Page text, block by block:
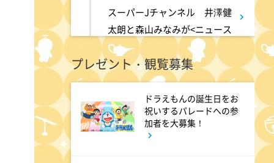
スーパーJチャンネル 井澤健
太朗と森山みなみが<ニュース
のハテナ>を深掘り
相葉ヒロミのお困りですカ
ー? 2時間SP
プレゼント・観覧募集
ドラえもんの誕生日をお
祝いするパレードへの参
加者を大募集！